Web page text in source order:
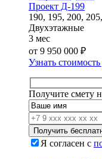
Проект Д-199
190, 195, 200,
Двухэтажные
3 мес
от 9 950 000 ₽
Узнать
Получите смету
Я согласен с